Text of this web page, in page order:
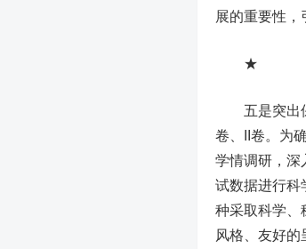
展的重要性，
★
五是突出保
卷、II卷。为
学情调研，深
试数据进行科
种采取科学、
风格、友好